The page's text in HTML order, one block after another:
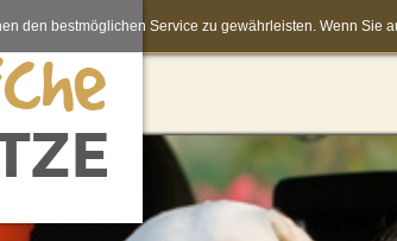
den bestmöglichen Service zu gewährleisten. Wenn